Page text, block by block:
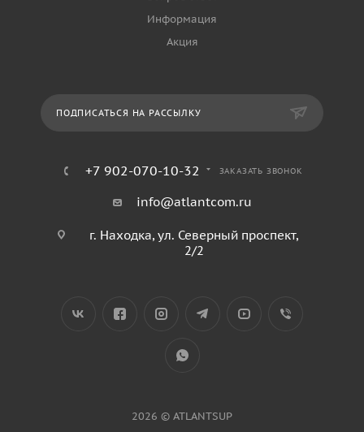
Информация
Акция
ПОДПИСАТЬСЯ НА РАССЫЛКУ
+7 902-070-10-32 ЗАКАЗАТЬ ЗВОНОК
info@atlantcom.ru
г. Находка, ул. Северный проспект,
2/2
2026 © ATLANTSUP